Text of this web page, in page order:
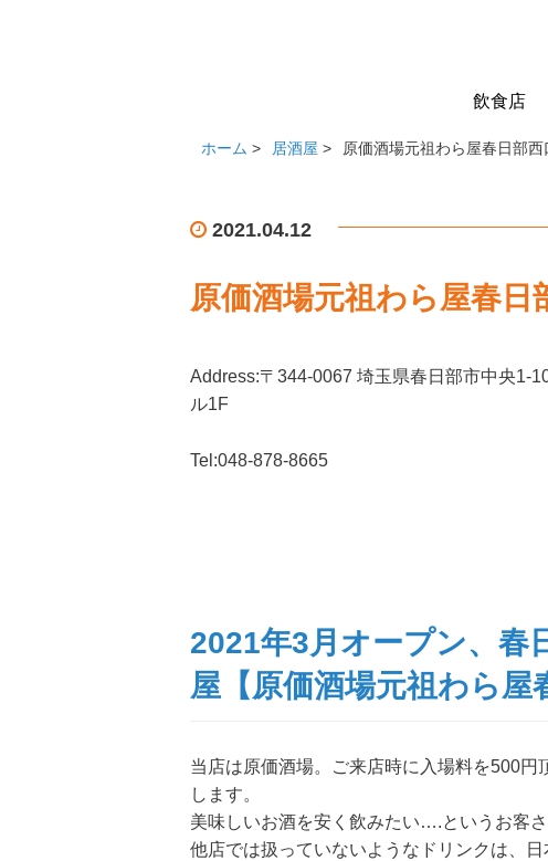
飲食店
ホーム > 居酒屋 > 原価酒場元祖わら屋春日部
2021.04.12
原価酒場元祖わら屋春日
Address:〒344-0067 埼玉県春日部市中央1-
ル1F
Tel:048-878-8665
2021年3月オープン、春
屋【 原価酒場元祖わら屋
当店は原価酒場。ご来店時に入場料を500
します。
美味しいお酒を安く飲みたい….というお客
他店では扱っていないようなドリンクは、